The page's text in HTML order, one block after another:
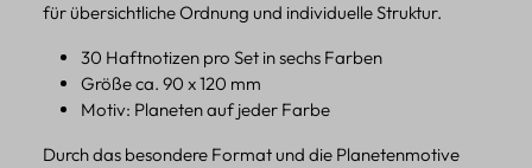
für übersichtliche Ordnung und individuelle Struktur.
30 Haftnotizen pro Set in sechs Farben
Größe ca. 90 x 120 mm
Motiv: Planeten auf jeder Farbe
Durch das besondere Format und die Planetenmotive